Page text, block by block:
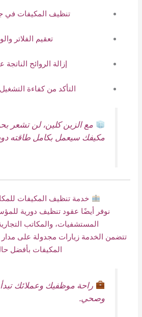
تنظيف المكيفات في
تعقيم الفلاتر
إزالة الروائح
التأكد من كفاءة
مع الزين كلين، لن تشعر
مكيفك سيعمل بكامل طاقته
خدمة تنظيف المكيفات
نوفر أيضًا عقود تنظيف دورية
المستشفيات، والمكاتب
تتضمن الخدمة زيارات مجدولة على مدار
المكيفات بأفضل
راحة موظفيك وعملائك
وصحي.